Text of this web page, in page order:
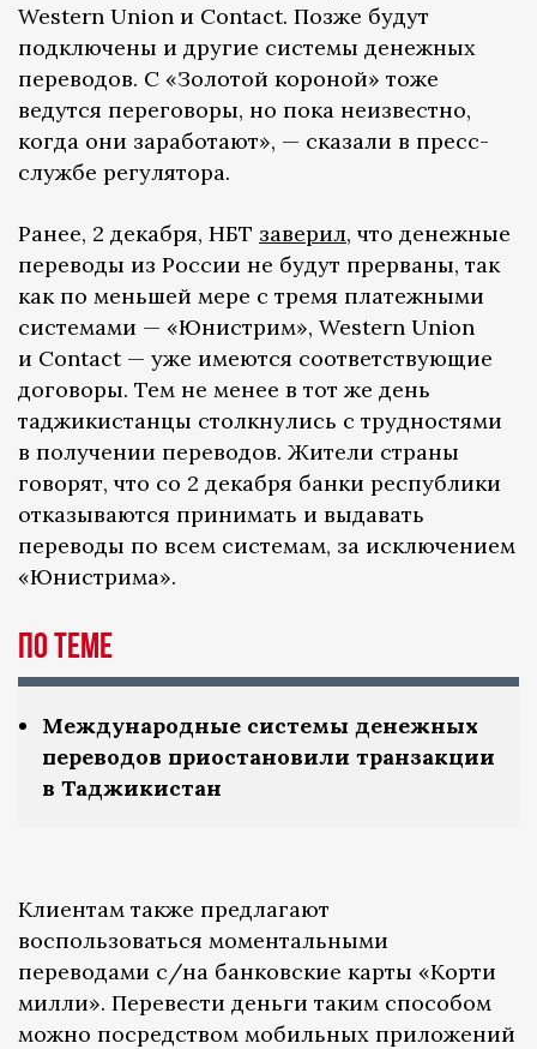
Western Union и Contact. Позже будут
подключены и другие системы денежных
переводов. С «Золотой короной» тоже
ведутся переговоры, но пока неизвестно,
когда они заработают», — сказали в пресс-
службе регулятора.
Ранее, 2 декабря, НБТ заверил, что денежные
переводы из России не будут прерваны, так
как по меньшей мере с тремя платежными
системами — «Юнистрим», Western Union
и Contact — уже имеются соответствующие
договоры. Тем не менее в тот же день
таджикистанцы столкнулись с трудностями
в получении переводов. Жители страны
говорят, что со 2 декабря банки республики
отказываются принимать и выдавать
переводы по всем системам, за исключением
«Юнистрима».
По теме
Международные системы денежных
переводов приостановили транзакции
в Таджикистан
Клиентам также предлагают
воспользоваться моментальными
переводами с/на банковские карты «Корти
милли». Перевести деньги таким способом
можно посредством мобильных приложений